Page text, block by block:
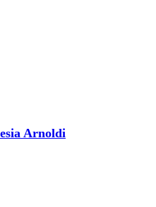
Arnoldi